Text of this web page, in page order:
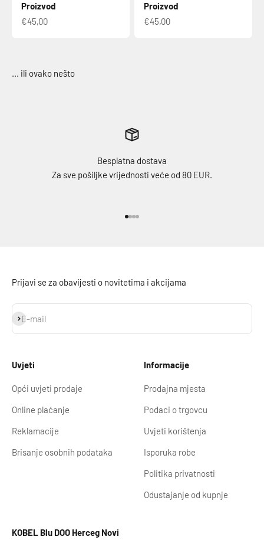
Proizvod
€45,00
Proizvod
€45,00
Besplatna dostava
Za sve pošiljke vrijednosti veće od 80 EUR.
Prijavi se za obavijesti o novitetima i akcijama
E-mail
Prijavi se
Uvjeti
Opći uvjeti prodaje
Online plaćanje
Reklamacije
Brisanje osobnih podataka
Informacije
Prodajna mjesta
Podaci o trgovcu
Uvjeti korištenja
Isporuka robe
Politika privatnosti
Odustajanje od kupnje
KOBEL Blu DOO Herceg Novi